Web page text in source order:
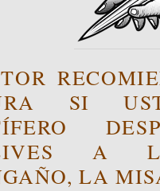
SI
A
LA